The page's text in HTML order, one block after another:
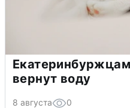
вернут воду
8 августа 0